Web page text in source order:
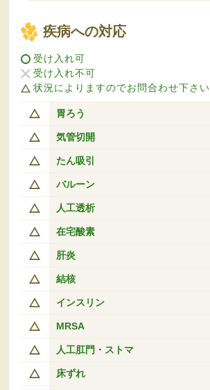
疾病への対応
受け入れ可
受け入れ不可
状況によりますのでお問合わせ下さい
胃ろう
気管切開
たん吸引
バルーン
人工透析
在宅酸素
肝炎
結核
インスリン
MRSA
人工肛門・ストマ
床ずれ